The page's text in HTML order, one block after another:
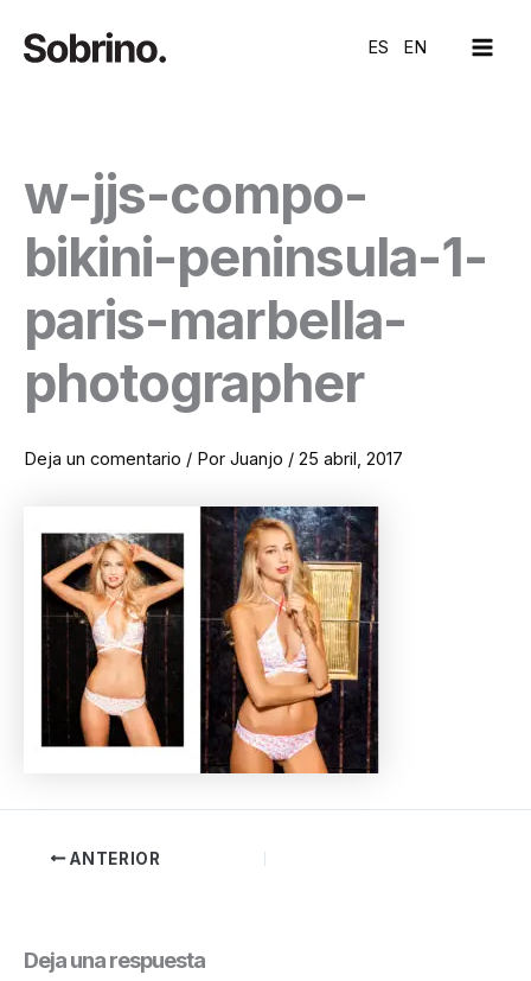
contenido
ES EN
w-jjs-compo-
bikini-peninsula-1-
paris-marbella-
photographer
Deja un comentario / Por Juanjo / 25 abril, 2017
ANTERIOR
Deja una respuesta